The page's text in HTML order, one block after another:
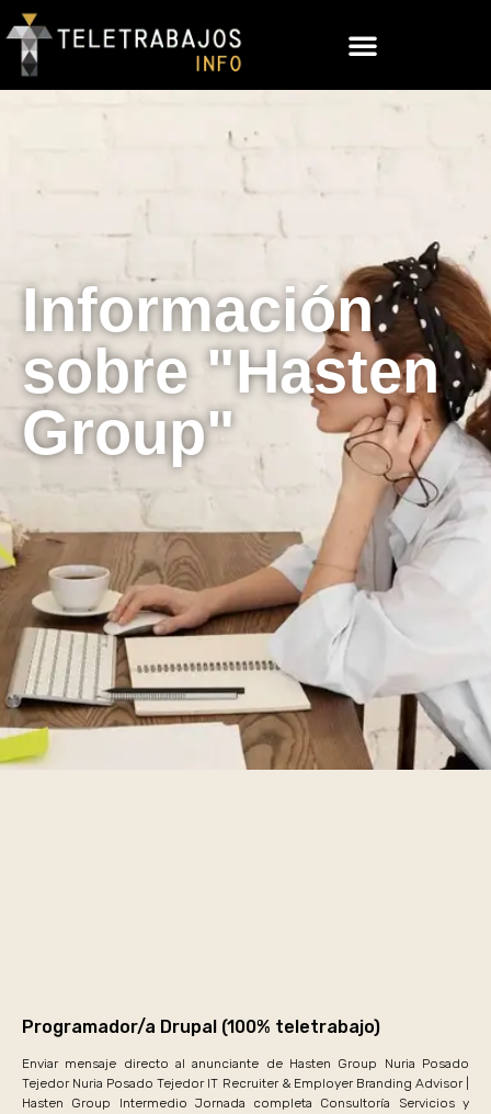
Información
sobre "Hasten
Group"
Programador/a Drupal (100% teletrabajo)
Enviar mensaje directo al anunciante de Hasten Group Nuria Posado
Tejedor Nuria Posado Tejedor IT Recruiter & Employer Branding Advisor |
Hasten Group Intermedio Jornada completa Consultoría Servicios y